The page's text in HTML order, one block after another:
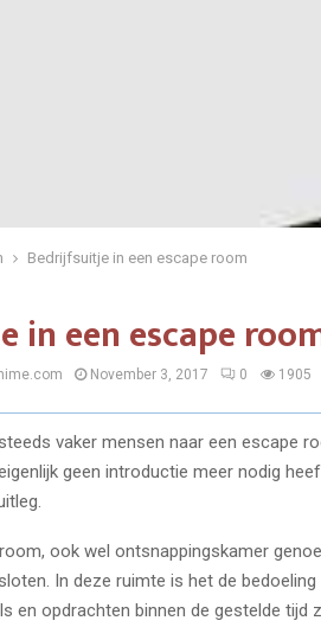
Bedrijfsuitje in een escape room
in een escape
November 3, 2017 0 1905
vaker mensen naar een escape
geen introductie meer nodig
ook wel ontsnappingskamer
In deze ruimte is het de
en opdrachten binnen de gestelde tijd